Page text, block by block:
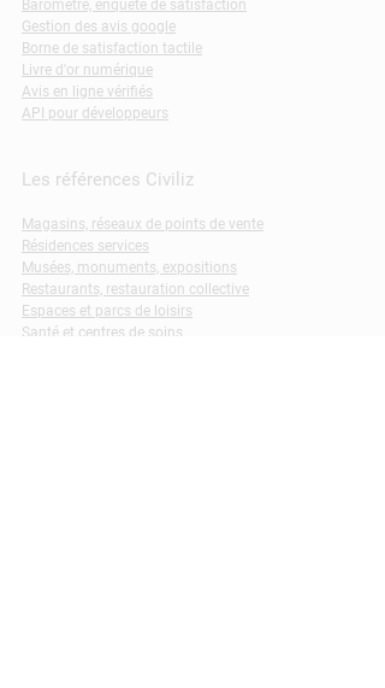
Baromètre, enquête de satisfaction
Gestion des avis google
Borne de satisfaction tactile
Livre d'or numérique
Avis en ligne vérifiés
API pour développeurs
Les références Civiliz
Magasins, réseaux de points de vente
Résidences services
Musées, monuments, expositions
Restaurants, restauration collective
Espaces et parcs de loisirs
Santé et centres de soins